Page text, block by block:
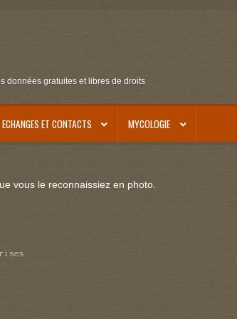
données gratuites et libres de droits
ECHANGES ET CONTACTS MYCOLOGIE
vous le reconnaissiez en photo.